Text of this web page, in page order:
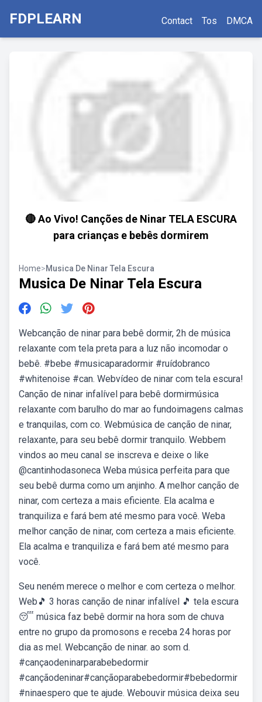
FDPLEARN Contact Tos DMCA
🔴 Ao Vivo! Canções de Ninar TELA ESCURA
para crianças e bebês dormirem
Home>Musica De Ninar Tela Escura
Musica De Ninar Tela Escura
Webcanção de ninar para bebê dormir, 2h de música
relaxante com tela preta para a luz não incomodar o
bebê. #bebe #musicaparadormir #ruídobranco
#whitenoise #can. Webvídeo de ninar com tela escura!
Canção de ninar infalível para bebê dormirmúsica
relaxante com barulho do mar ao fundoimagens calmas
e tranquilas, com co. Webmúsica de canção de ninar,
relaxante, para seu bebê dormir tranquilo. Webbem
vindos ao meu canal se inscreva e deixe o like
‎@cantinhodasoneca Weba música perfeita para que
seu bebê durma como um anjinho. A melhor canção de
ninar, com certeza a mais eficiente. Ela acalma e
tranquiliza e fará bem até mesmo para você. Weba
melhor canção de ninar, com certeza a mais eficiente.
Ela acalma e tranquiliza e fará bem até mesmo para
você.
Seu neném merece o melhor e com certeza o melhor.
Web🎵 3 horas canção de ninar infalível 🎵 tela escura
😴 música faz bebê dormir na hora som de chuva
entre no grupo da promosons e receba 24 horas por
dia as mel. Webcanção de ninar. ao som d.
#cançaodeninarparabebedormir
#cançãodeninar#cançãoparabebedormir#bebedormir
#ninaespero que te ajude. Webouvir música deixa seu